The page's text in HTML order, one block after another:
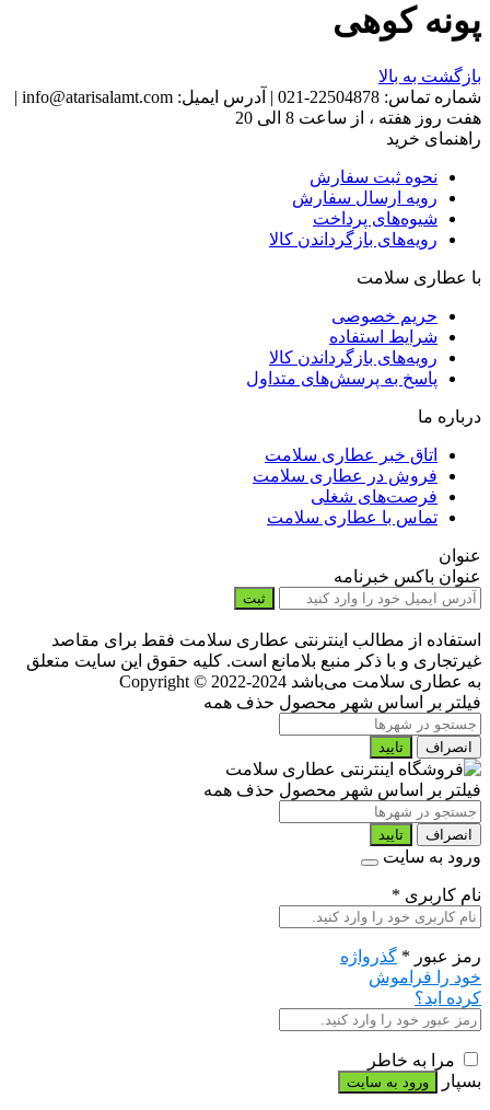
پونه کوهی
بازگشت به بالا
شماره تماس: 22504878-021
| آدرس ایمیل: info@atarisalamt.com
|
هفت روز هفته ، از ساعت 8 الی 20
راهنمای خرید
نحوه ثبت سفارش
رویه ارسال سفارش
شیوه‌های پرداخت
رویه‌های بازگرداندن کالا
با عطاری سلامت
حریم خصوصی
شرایط استفاده
رویه‌های بازگرداندن کالا
پاسخ به پرسش‌های متداول
درباره ما
اتاق خبر عطاری سلامت
فروش در عطاری سلامت
فرصت‌های شغلی
تماس با عطاری سلامت
عنوان
عنوان باکس خبرنامه
ثبت
استفاده از مطالب اینترنتی عطاری سلامت فقط برای مقاصد
غیرتجاری و با ذکر منبع بلامانع است. کلیه حقوق این سایت متعلق
به عطاری سلامت می‌باشد Copyright © 2022-2024
فیلتر بر اساس شهر محصول حذف همه
انصراف تایید
فیلتر بر اساس شهر محصول حذف همه
انصراف تایید
ورود به سایت
نام کاربری *
رمز عبور * گذرواژه
خود را فراموش
کرده اید؟
مرا به خاطر
بسپار